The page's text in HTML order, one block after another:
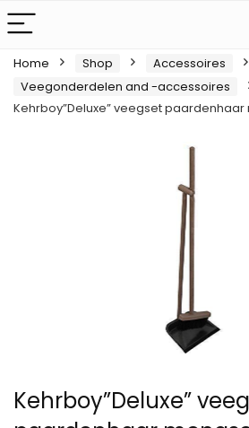
Home Shop
Accessoires
Veegonderdelen and -accessoires
Kehrboy”Deluxe” veegset paardenhaar
Kehrboy”Deluxe”